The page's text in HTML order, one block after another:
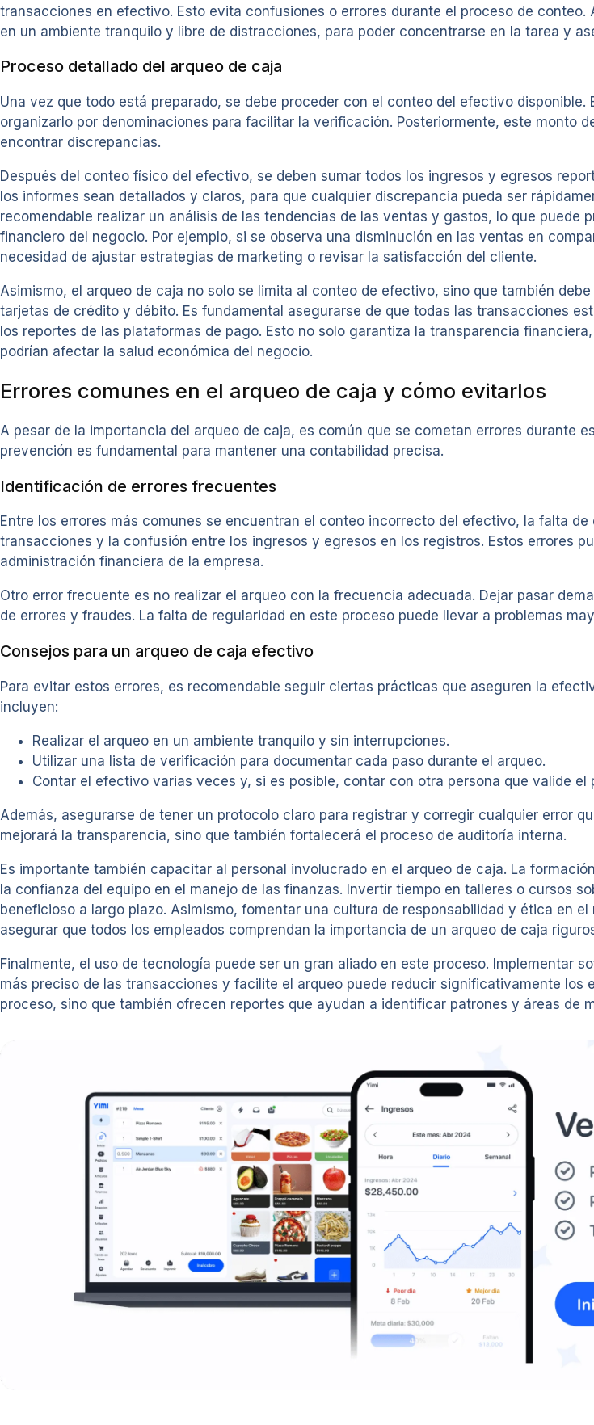
transacciones en efectivo. Esto evita confusiones o errores durante el proceso de
en un ambiente tranquilo y libre de distracciones, para poder concentrarse en la tarea y
Proceso detallado del arqueo de caja
Una vez que todo está preparado, se debe proceder con el conteo del efectivo
organizarlo por denominaciones para facilitar la verificación. Posteriormente, este monto
encontrar discrepancias.
Después del conteo físico del efectivo, se deben sumar todos los ingresos y egresos
los informes sean detallados y claros, para que cualquier discrepancia pueda ser
recomendable realizar un análisis de las tendencias de las ventas y gastos, lo que puede
financiero del negocio. Por ejemplo, si se observa una disminución en las ventas en
necesidad de ajustar estrategias de marketing o revisar la satisfacción del cliente.
Asimismo, el arqueo de caja no solo se limita al conteo de efectivo, sino que también
tarjetas de crédito y débito. Es fundamental asegurarse de que todas las transacciones
los reportes de las plataformas de pago. Esto no solo garantiza la transparencia
podrían afectar la salud económica del negocio.
Errores comunes en el arqueo de caja y cómo evitarlos
A pesar de la importancia del arqueo de caja, es común que se cometan errores durante
prevención es fundamental para mantener una contabilidad precisa.
Identificación de errores frecuentes
Entre los errores más comunes se encuentran el conteo incorrecto del efectivo, la falta
transacciones y la confusión entre los ingresos y egresos en los registros. Estos errores
administración financiera de la empresa.
Otro error frecuente es no realizar el arqueo con la frecuencia adecuada. Dejar pasar
de errores y fraudes. La falta de regularidad en este proceso puede llevar a problemas
Consejos para un arqueo de caja efectivo
Para evitar estos errores, es recomendable seguir ciertas prácticas que aseguren la
incluyen:
Realizar el arqueo en un ambiente tranquilo y sin interrupciones.
Utilizar una lista de verificación para documentar cada paso durante el arqueo.
Contar el efectivo varias veces y, si es posible, contar con otra persona que valide el
Además, asegurarse de tener un protocolo claro para registrar y corregir cualquier error
mejorará la transparencia, sino que también fortalecerá el proceso de auditoría interna.
Es importante también capacitar al personal involucrado en el arqueo de caja. La
la confianza del equipo en el manejo de las finanzas. Invertir tiempo en talleres o cursos
beneficioso a largo plazo. Asimismo, fomentar una cultura de responsabilidad y ética en
asegurar que todos los empleados comprendan la importancia de un arqueo de caja
Finalmente, el uso de tecnología puede ser un gran aliado en este proceso. Implementar
más preciso de las transacciones y facilite el arqueo puede reducir significativamente los
proceso, sino que también ofrecen reportes que ayudan a identificar patrones y áreas de